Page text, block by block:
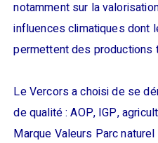
notamment sur la
influences climatiques dont
permettent des productions
Le Vercors a choisi de se
de qualité : AOP, IGP,
Marque Valeurs Parc